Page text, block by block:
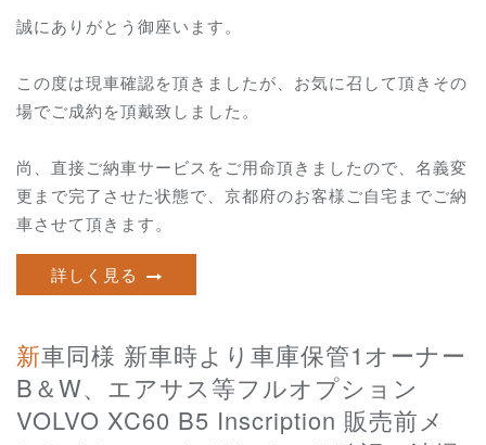
誠にありがとう御座います。
この度は現車確認を頂きましたが、お気に召して頂きその
場でご成約を頂戴致しました。
尚、直接ご納車サービスをご用命頂きましたので、名義変
更まで完了させた状態で、京都府のお客様ご自宅までご納
車させて頂きます。
詳しく見る
新車同様 新車時より車庫保管1オーナー
B＆W、エアサス等フルオプション
VOLVO XC60 B5 Inscription 販売前メ